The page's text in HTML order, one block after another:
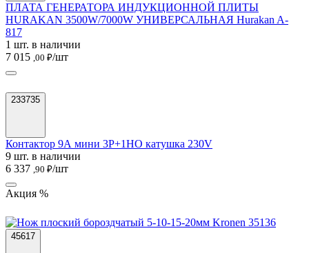
ПЛАТА ГЕНЕРАТОРА ИНДУКЦИОННОЙ ПЛИТЫ
HURAKAN 3500W/7000W УНИВЕРСАЛЬНАЯ Hurakan A-
817
1 шт. в наличии
7 015 ,00 ₽/шт
233735
Контактор 9А мини 3P+1НО катушка 230V
9 шт. в наличии
6 337 ,90 ₽/шт
Акция %
45617